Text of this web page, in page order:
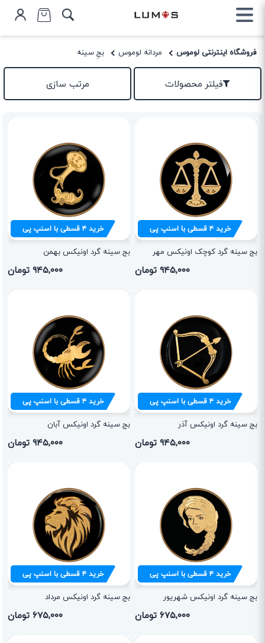
فروشگاه اینترنتی لوموس مردانه لوموس بجِ سینه
فیلتر محصولات مرتب سازی
خرید۴قسطی با اسنپ پی
بج سینه گرد کوچک اونیکس مهر
۹۴۵,۰۰۰ تومان
خرید۴قسطی با اسنپ پی
بج سینه گرد اونیکس بهمن
۹۴۵,۰۰۰ تومان
خرید۴قسطی با اسنپ پی
بج سینه گرد اونیکس آذر
۹۴۵,۰۰۰ تومان
خرید۴قسطی با اسنپ پی
بج سینه گرد اونیکس آبان
۹۴۵,۰۰۰ تومان
خرید۴قسطی با اسنپ پی
بج سینه گرد اونیکس شهریور
۶۷۵,۰۰۰ تومان
خرید۴قسطی با اسنپ پی
بج سینه گرد اونیکس مرداد
۶۷۵,۰۰۰ تومان